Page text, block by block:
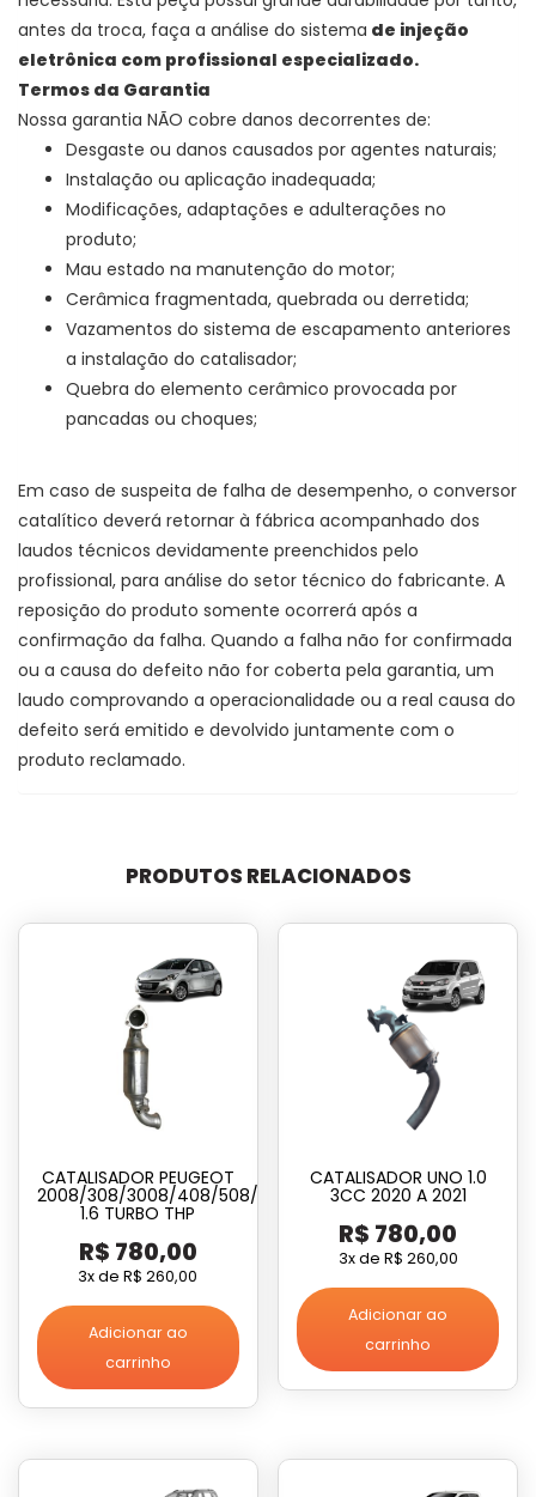
antes da troca, faça a análise do sistema de injeção
eletrônica com profissional especializado.
Termos da Garantia
Nossa garantia NÃO cobre danos decorrentes de:
Desgaste ou danos causados por agentes naturais;
Instalação ou aplicação inadequada;
Modificações, adaptações e adulterações no
produto;
Mau estado na manutenção do motor;
Cerâmica fragmentada, quebrada ou derretida;
Vazamentos do sistema de escapamento anteriores
a instalação do catalisador;
Quebra do elemento cerâmico provocada por
pancadas ou choques;
Em caso de suspeita de falha de desempenho, o conversor
catalítico deverá retornar à fábrica acompanhado dos
laudos técnicos devidamente preenchidos pelo
profissional, para análise do setor técnico do fabricante. A
reposição do produto somente ocorrerá após a
confirmação da falha. Quando a falha não for confirmada
ou a causa do defeito não for coberta pela garantia, um
laudo comprovando a operacionalidade ou a real causa do
defeito será emitido e devolvido juntamente com o
produto reclamado.
PRODUTOS RELACIONADOS
CATALISADOR PEUGEOT
2008/308/3008/408/508/
1.6 TURBO THP
R$ 780,00
3x deR$ 260,00
Adicionar ao
carrinho
CATALISADOR UNO 1.0
3CC 2020 A 2021
R$ 780,00
3x de R$ 260,00
Adicionar ao
carrinho